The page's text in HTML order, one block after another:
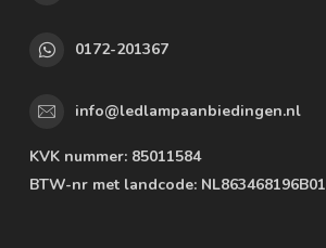
0172-201367
info@ledlampaanbiedingen.nl
KVK nummer: 85011584
BTW-nr met landcode: NL863468196B01